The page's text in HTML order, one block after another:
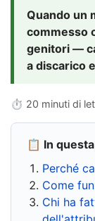
Quando un
commesso
genitori —
a discarico
⏱ 20 minuti di
📋 In
Perché
Come
Chi ha